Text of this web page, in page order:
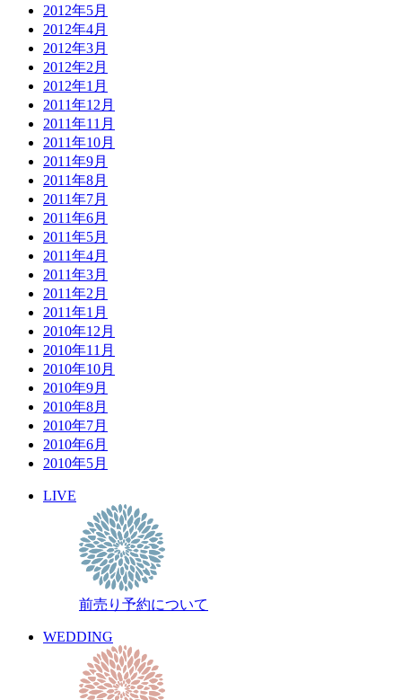
2012年5月
2012年4月
2012年3月
2012年2月
2012年1月
2011年12月
2011年11月
2011年10月
2011年9月
2011年8月
2011年7月
2011年6月
2011年5月
2011年4月
2011年3月
2011年2月
2011年1月
2010年12月
2010年11月
2010年10月
2010年9月
2010年8月
2010年7月
2010年6月
2010年5月
LIVE
前売り予約について
WEDDING